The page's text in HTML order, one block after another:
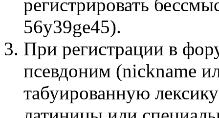
регистрировать
56y39ge45).
При регистрации в
псевдоним (nickname
табуированную